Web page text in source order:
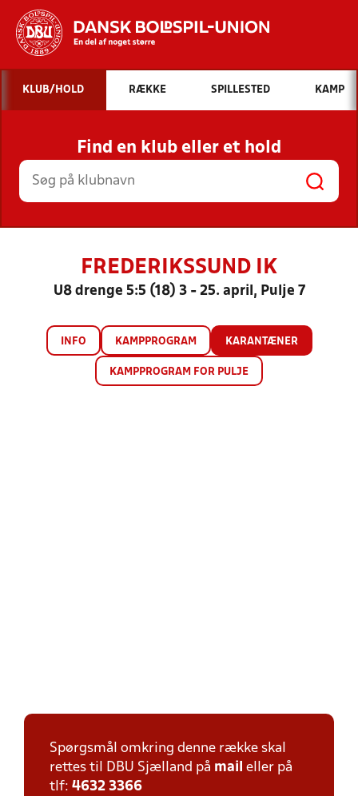
Hvad vil du søge efter?
INDHOLD OG NYHEDER
STILLINGER, RESULTATER, KLUBBER OG
HOLD
KLUB/HOLD RÆKKE SPILLESTED KAMP
Find en klub eller et hold
FREDERIKSSUND IK
U8 drenge 5:5 (18) 3 - 25. april, Pulje 7
INFO KAMPPROGRAM KARANTÆNER
KAMPPROGRAM FOR PULJE
Spørgsmål omkring denne række skal
rettes til DBU Sjælland på mail eller på
tlf: 4632 3366